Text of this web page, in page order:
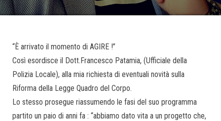
“È arrivato il momento di AGIRE !”
Così esordisce il Dott.Francesco Patamia, (Ufficiale della
Polizia Locale), alla mia richiesta di eventuali novità sulla
Riforma della Legge Quadro del Corpo.
Lo stesso prosegue riassumendo le fasi del suo programma
partito un paio di anni fa : “abbiamo dato vita a un progetto che,